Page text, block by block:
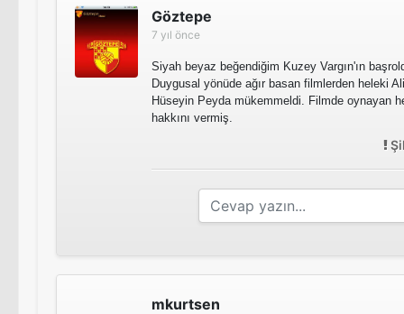
Göztepe
7 yıl önce
Siyah beyaz beğendiğim Kuzey Vargın'ın
Duygusal yönüde ağır basan filmlerden heleki
Hüseyin Peyda mükemmeldi. Filmde oynayan
hakkını vermiş.
mkurtsen